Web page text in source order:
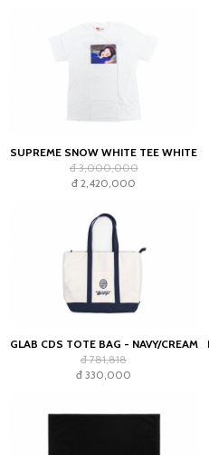
SUPREME SNOW WHITE TEE WHITE
đ 3,000,000
đ 2,420,000
GLAB CDS TOTE BAG - NAVY/CREAM
đ 781,818
đ 330,000